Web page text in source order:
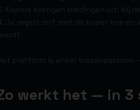
Kopers brengen biedingen uit; bij
Je regelt zelf met de koper hoe en
platform is enkel
werkt het — in 3